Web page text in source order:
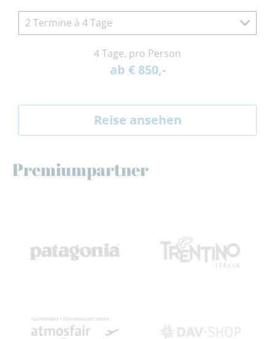
2 Termine à 4 Tage
4 Tage, pro Person
ab € 850,-
Reise ansehen
Premiumpartner